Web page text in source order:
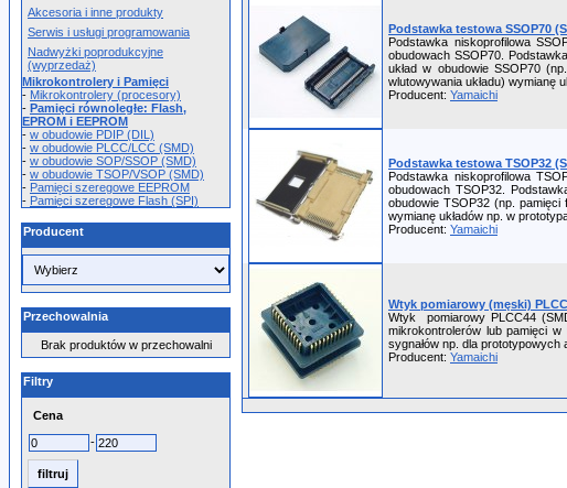
Akcesoria i inne produkty
Serwis i usługi programowania
Nadwyżki poprodukcyjne
(wyprzedaż)
Mikrokontrolery i Pamięci
- Mikrokontrolery (procesory)
- Pamięci równoległe: Flash,
EPROM i EEPROM
- w obudowie PDIP (DIL)
- w obudowie PLCC/LCC (SMD)
- w obudowie SOP/SSOP (SMD)
- w obudowie TSOP/VSOP (SMD)
- Pamięci szeregowe EEPROM
- Pamięci szeregowe Flash (SPI)
Producent
Przechowalnia
Brak produktów w przechowalni
Filtry
Cena
-
Podstawka testowa SSOP70
Podstawka niskoprofilowa
obudowach SSOP70.
układ w obudowie SSOP70
wlutowywania układu) wymianę
Producent: Yamaichi
Podstawka testowa TSOP32
Podstawka niskoprofilowa
obudowach TSOP32.
obudowie TSOP32 (np. pamięci
wymianę układów np. w
Producent: Yamaichi
Wtyk pomiarowy (męski)
Wtyk pomiarowy PLCC44
mikrokontrolerów lub pamięci
sygnałów np. dla prototypowych
Producent: Yamaichi